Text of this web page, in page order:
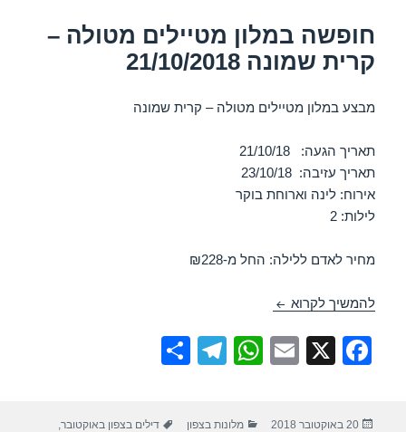
חופשה במלון מטיילים מטולה –
קרית שמונה 21/10/2018
מבצע במלון מטיילים מטולה – קרית שמונה
תאריך הגעה: 21/10/18
תאריך עזיבה: 23/10/18
אירוח: לינה וארוחת בוקר
לילות: 2
מחיר לאדם ללילה: החל מ-₪228
להמשיך לקרוא חופשה במלון מטיילים מטולה – קרית שמונה 21/10/2018
F
X
E
W
T
פורסם
20 באוקטובר 2018 קטגוריות
מלונות בצפון תגיות
דילים בצפון באוקטובר,